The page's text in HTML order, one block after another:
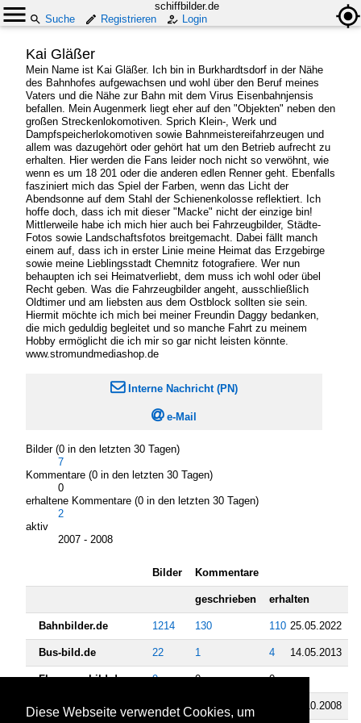
schiffbilder.de
Suche
Registrieren Login
Kai Gläßer
Mein Name ist Kai Gläßer. Ich bin in Burkhardtsdorf in der Nähe
des Bahnhofes aufgewachsen und wohl über den Beruf meines
Vaters und die Nähe zur Bahn mit dem Virus Eisenbahnjensis
befallen. Mein Augenmerk liegt eher auf den "Objekten" neben den
großen Streckenlokomotiven. Sprich Klein-, Werk und
Dampfspeicherlokomotiven sowie Bahnmeistereifahrzeugen und
allem was dazugehört oder gehört hat um den Betrieb aufrecht zu
erhalten. Hier werden die Fans leider noch nicht so verwöhnt, wie
wenn es um 18 201 oder die anderen edlen Renner geht. Ebenfalls
fasziniert mich das Spiel der Farben, wenn das Licht der
Abendsonne auf dem Stahl der Schienenkolosse reflektiert. Ich
hoffe doch, dass ich mit dieser "Macke" nicht der einzige bin!
Mittlerweile habe ich mich hier auch bei Fahrzeugbilder, Städte-
Fotos sowie Landschaftsfotos breitgemacht. Dabei fällt manch
einem auf, dass ich in erster Linie meine Heimat das Erzgebirge
sowie meine Lieblingsstadt Chemnitz fotografiere. Wer nun
behaupten ich sei Heimatverliebt, dem muss ich wohl oder übel
Recht geben. Was die Fahrzeugbilder angeht, ausschließlich
Oldtimer und am liebsten aus dem Ostblock sollten sie sein.
Hiermit möchte ich mich bei meiner Freundin Daggy bedanken,
die mich geduldig begleitet und so manche Fahrt zu meinem
Hobby ermöglicht die ich mir so gar nicht leisten könnte.
www.stromundmediashop.de
 Interne Nachricht (PN)
e-Mail
Bilder (0 in den letzten 30 Tagen)
7
Kommentare (0 in den letzten 30 Tagen)
0
erhaltene Kommentare (0 in den letzten 30 Tagen)
2
aktiv
2007 - 2008
Bilder Kommentare
geschrieben erhalten
Bahnbilder.de 1214 130 110 25.05.2022
Bus-bild.de 22 1 4 14.05.2013
Flugzeug-bild.de 9 0 0
Landschaftsfotos.eu 113 23.10.2008
Diese Webseite verwendet Cookies, um